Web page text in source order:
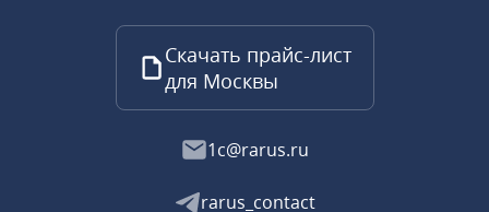
Скачать прайс-лист
для Москвы
1c@rarus.ru
rarus_contact